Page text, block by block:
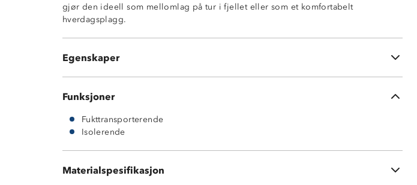
gjør den ideell som mellomlag på tur i fjellet eller som et komfortabelt
hverdagsplagg.
Egenskaper
God isolasjonsevne
Høy hals med glidelås
Normal passform
Funksjoner
Fukttransporterende
Isolerende
Materialspesifikasjon
55% ull og 45% akryl